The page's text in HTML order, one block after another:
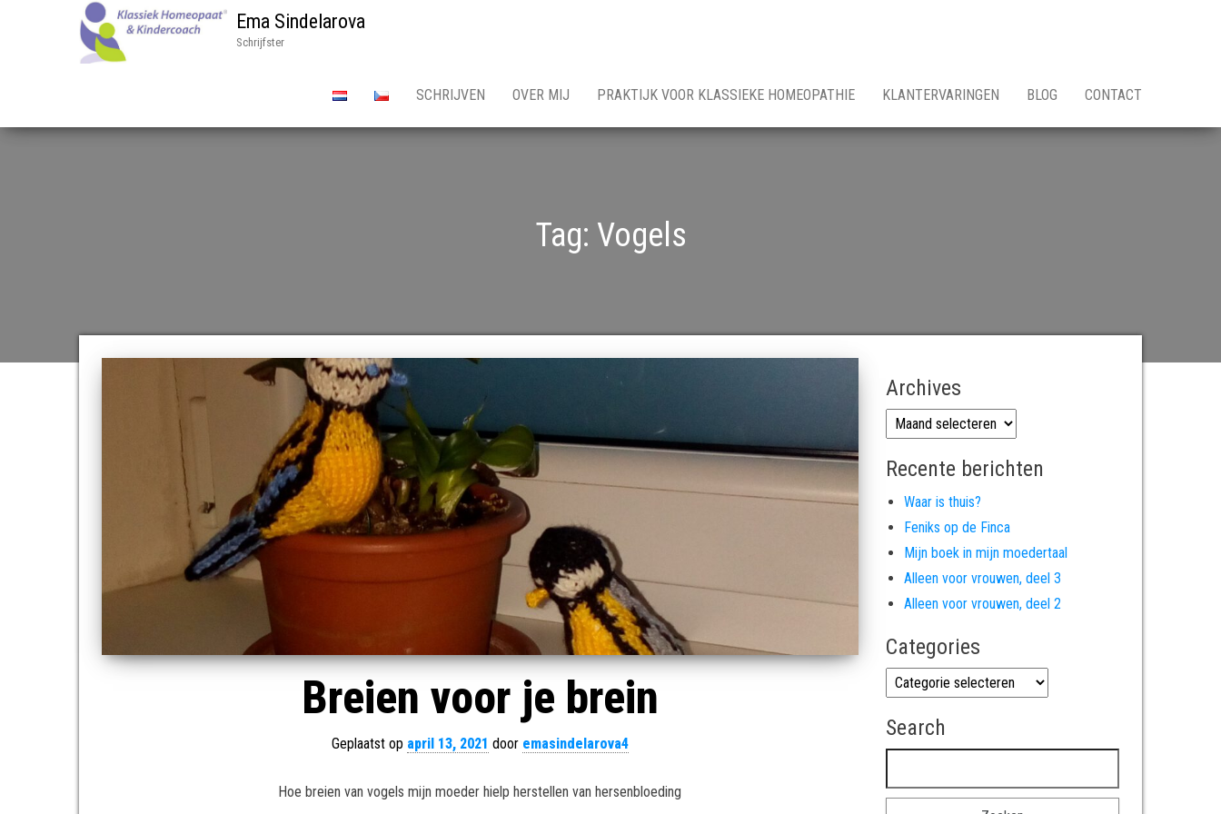
Ema Sindelarova
Schrijfster
SCHRIJVEN OVER MIJ PRAKTIJK VOOR KLASSIEKE HOMEOPATHIE KLANTERVARINGEN BLOG CONTACT
Tag: Vogels
Breien voor je brein
Geplaatst op april 13, 2021 door emasindelarova4
Hoe breien van vogels mijn moeder hielp herstellen van hersenbloeding
Archives
Archives
Recente berichten
Waar is thuis?
Feniks op de Finca
Mijn boek in mijn moedertaal
Alleen voor vrouwen, deel 3
Alleen voor vrouwen, deel 2
Categories
Categories
Search